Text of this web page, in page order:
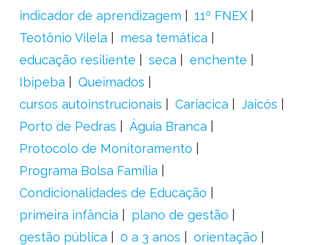
indicador de aprendizagem
11º FNEX
Teotônio Vilela
mesa temática
educação resiliente
seca
enchente
Ibipeba
Queimados
cursos autoinstrucionais
Cariacica
Jaicós
Porto de Pedras
Águia Branca
Protocolo de Monitoramento
Programa Bolsa Família
Condicionalidades de Educação
primeira infância
plano de gestão
gestão pública
0 a 3 anos
orientação